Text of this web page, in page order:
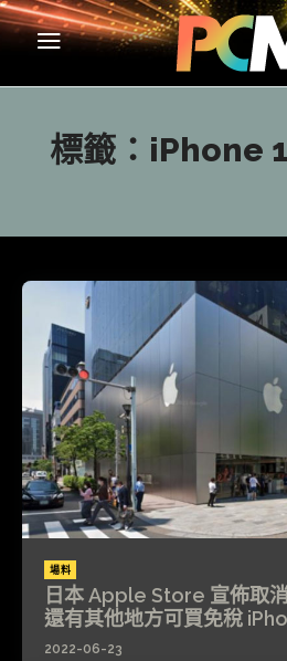
標籤： iPhone
場料
日本 Apple Store 宣佈取
還有其他地方可買免稅
2022-06-23